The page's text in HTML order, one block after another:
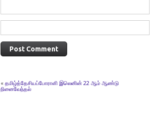
« தமிழ்த்தேசியப்போராளி இலெனின் 22 ஆம் ஆண்டு
நினைவேந்தல்